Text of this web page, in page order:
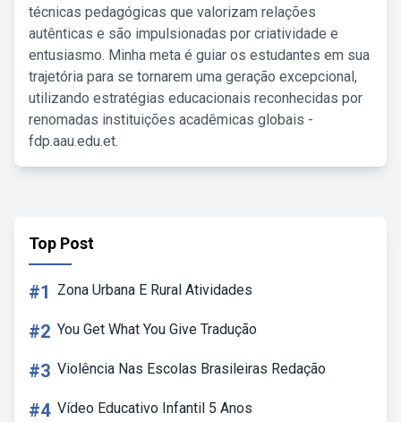
técnicas pedagógicas que valorizam relações
autênticas e são impulsionadas por criatividade e
entusiasmo. Minha meta é guiar os estudantes em sua
trajetória para se tornarem uma geração excepcional,
utilizando estratégias educacionais reconhecidas por
renomadas instituições acadêmicas globais -
fdp.aau.edu.et.
Top Post
#1 Zona Urbana E Rural Atividades
#2 You Get What You Give Tradução
#3 Violência Nas Escolas Brasileiras Redação
#4 Vídeo Educativo Infantil 5 Anos